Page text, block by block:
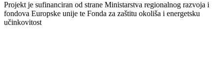
Projekt je sufinanciran od strane Ministarstva regionalnog razvoja i
fondova Europske unije te Fonda za zaštitu okoliša i energetsku
učinkovitost